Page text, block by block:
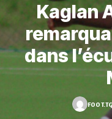
Kaglan
dans
FOOT.TG